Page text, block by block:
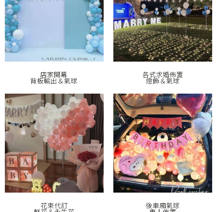
店家開幕
背板輸出＆氣球
各式求婚佈置
燈飾＆氣球
花束代訂 後車廂氣球